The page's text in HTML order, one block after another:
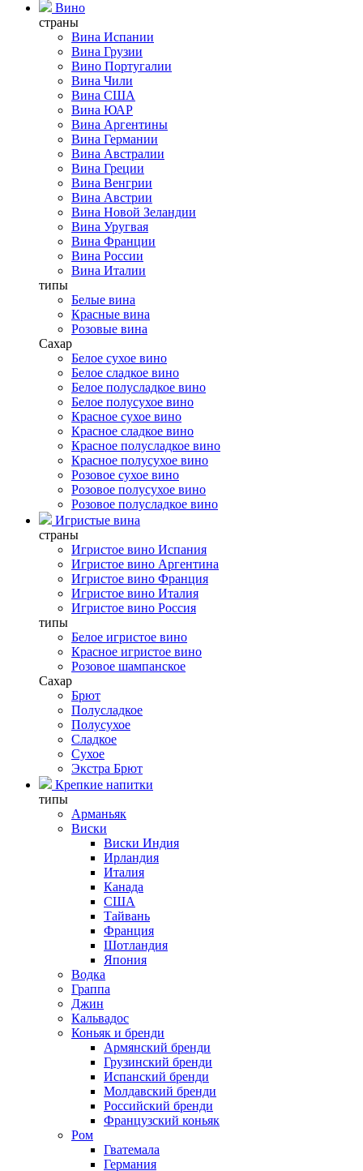
Вино
страны
Вина Испании
Вина Грузии
Вино Португалии
Вина Чили
Вина США
Вина ЮАР
Вина Аргентины
Вина Германии
Вина Австралии
Вина Греции
Вина Венгрии
Вина Австрии
Вина Новой Зеландии
Вина Уругвая
Вина Франции
Вина России
Вина Италии
типы
Белые вина
Красные вина
Розовые вина
Сахар
Белое сухое вино
Белое сладкое вино
Белое полусладкое вино
Белое полусухое вино
Красное сухое вино
Красное сладкое вино
Красное полусладкое вино
Красное полусухое вино
Розовое сухое вино
Розовое полусухое вино
Розовое полусладкое вино
Игристые вина
страны
Игристое вино Испания
Игристое вино Аргентина
Игристое вино Франция
Игристое вино Италия
Игристое вино Россия
типы
Белое игристое вино
Красное игристое вино
Розовое шампанское
Сахар
Брют
Полусладкое
Полусухое
Сладкое
Сухое
Экстра Брют
Крепкие напитки
типы
Арманьяк
Виски
Виски Индия
Ирландия
Италия
Канада
США
Тайвань
Франция
Шотландия
Япония
Водка
Граппа
Джин
Кальвадос
Коньяк и бренди
Армянский бренди
Грузинский бренди
Испанский бренди
Молдавский бренди
Российский бренди
Французский коньяк
Ром
Гватемала
Германия